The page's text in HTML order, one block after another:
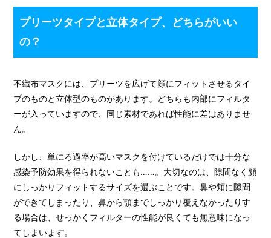
プリーツタイプと立体タイプ、どちらがいい
の？
不織布マスクには、プリーツを広げて顔にフィットさせるタイ
プのものと立体型のものがあります。どちらも内部にフィルタ
ーが入っていますので、同じ素材であれば性能に差はありませ
ん。
しかし、単にろ過率が高いマスクを付けているだけでは十分な
感染予防効果を得られないことも……。大切なのは、隙間なく顔
にしっかりフィットするサイズを選ぶことです。鼻や頬に隙間
ができてしまったり、鼻から顎までしっかり覆えなかったりす
る場合は、せっかくフィルターの性能が良くても無意味になっ
てしまいます。